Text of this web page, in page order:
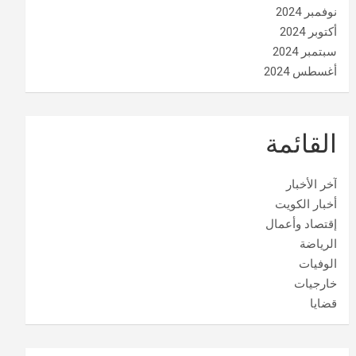
نوفمبر 2024
أكتوبر 2024
سبتمبر 2024
أغسطس 2024
القائمة
آخر الأخبار
أخبار الكويت
إقتصاد وأعمال
الرياضة
الوفيات
خارجيات
قضايا